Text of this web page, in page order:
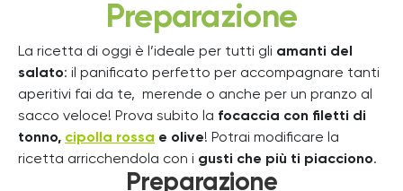
Preparazione
La ricetta di oggi è l’ideale per tutti gli amanti del
salato: il panificato perfetto per accompagnare tanti
aperitivi fai da te, merende o anche per un pranzo al
sacco veloce! Prova subito la focaccia con filetti di
tonno, cipolla rossa e olive! Potrai modificare la
ricetta arricchendola con i gusti che più ti piacciono.
Preparazione